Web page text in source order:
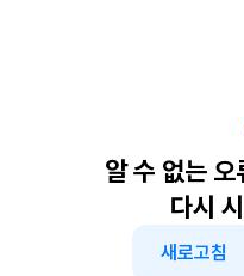
알 수 없는
다시
새로고침